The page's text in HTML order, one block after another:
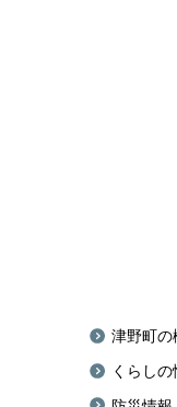
津野町の
くらしの